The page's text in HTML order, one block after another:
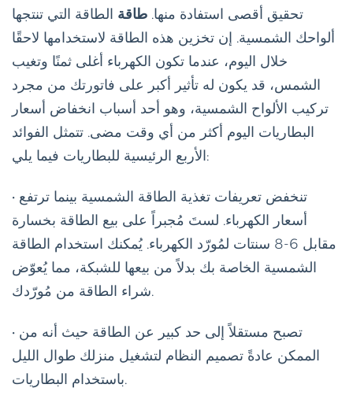
تحقيق أقصى استفادة منها. طاقة الطاقة التي تنتجها
ألواحك الشمسية. إن تخزين هذه الطاقة لاستخدامها لاحقًا
خلال اليوم، عندما تكون الكهرباء أغلى ثمنًا وتغيب
الشمس، قد يكون له تأثير أكبر على فاتورتك من مجرد
تركيب الألواح الشمسية، وهو أحد أسباب انخفاض أسعار
البطاريات اليوم أكثر من أي وقت مضى. تتمثل الفوائد
الأربع الرئيسية للبطاريات فيما يلي:
• تنخفض تعريفات تغذية الطاقة الشمسية بينما ترتفع
أسعار الكهرباء. لستَ مُجبراً على بيع الطاقة بخسارة
مقابل 6-8 سنتات لمُورّد الكهرباء. يُمكنك استخدام الطاقة
الشمسية الخاصة بك بدلاً من بيعها للشبكة، مما يُعوّض
شراء الطاقة من مُورّدك.
• تصبح مستقلاً إلى حد كبير عن الطاقة حيث أنه من
الممكن عادةً تصميم النظام لتشغيل منزلك طوال الليل
باستخدام البطاريات.